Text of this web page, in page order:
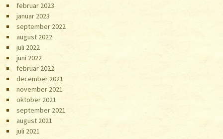
februar 2023
januar 2023
september 2022
august 2022
juli 2022
juni 2022
februar 2022
december 2021
november 2021
oktober 2021
september 2021
august 2021
juli 2021